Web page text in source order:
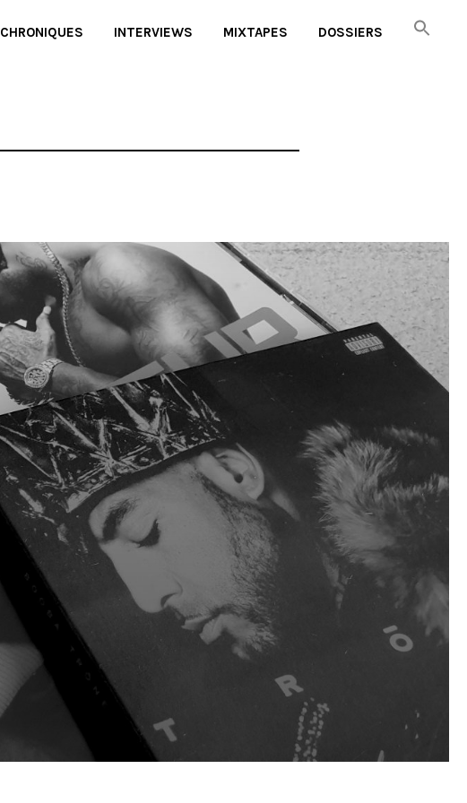
CHRONIQUES INTERVIEWS MIXTAPES DOSSIERS